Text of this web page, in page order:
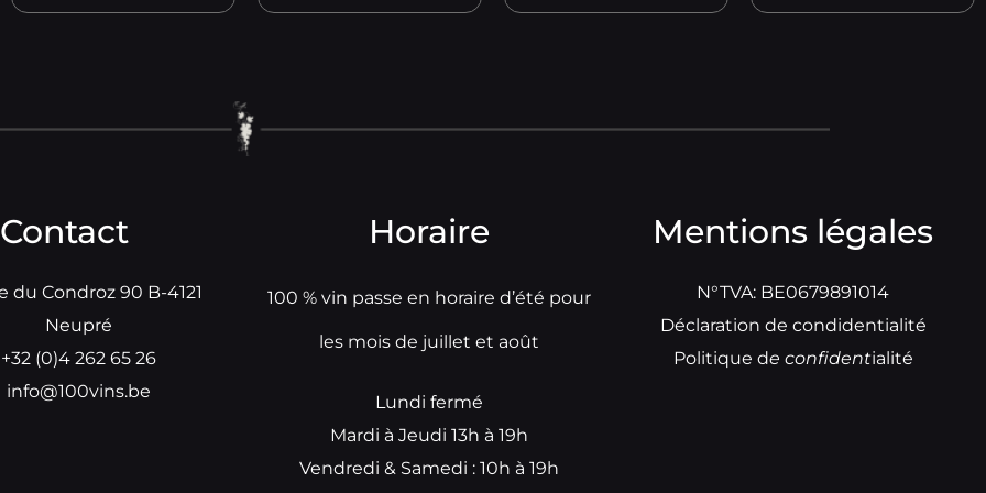
Contact
du Condroz 90 B-4121
Neupré
+32 (0)4 262 65 26
info@100vins.be
Horaire
100 % vin passe en horaire d’été pour
les mois de juillet et août
Lundi fermé
Mardi à Jeudi 13h à 19h
Vendredi & Samedi : 10h à 19h
Mentions légales
N°TVA: BE0679891014
Déclaration de condidentialité
Politique de confidentialité